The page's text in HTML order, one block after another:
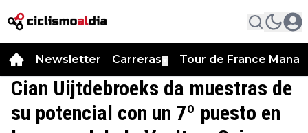
Newsletter Carreras Tour de France
Cian Uijtdebroeks da muestras de
su potencial con un 7º puesto en